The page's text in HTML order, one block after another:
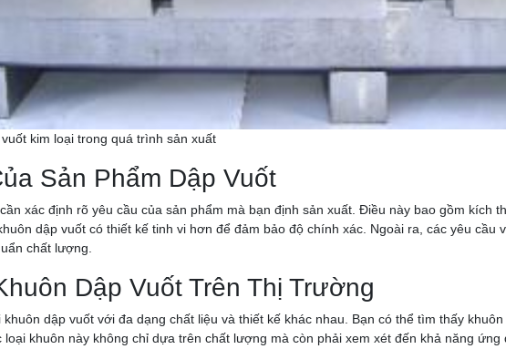
kim loại trong quá trình sản xuất
Sản Phẩm Dập Vuốt
xác định rõ yêu cầu của sản phẩm mà bạn định sản xuất. Điều này bao gồm kích
dập vuốt có thiết kế tinh vi hơn để đảm bảo độ chính xác. Ngoài ra, các yêu
chất lượng.
Dập Vuốt Trên Thị Trường
dập vuốt với đa dạng chất liệu và thiết kế khác nhau. Bạn có thể tìm thấy
khuôn này không chỉ dựa trên chất lượng mà còn phải xem xét đến khả năng